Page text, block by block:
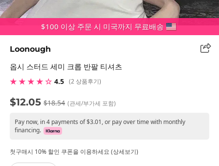
$100 이상 주문 시 미국까지 무료배송
Loonough
옵시 스터드 세미 크롭 반팔 티셔츠
★ ★ ★ ★ ☆ 4.5 (2 상품후기)
$12.05 $18.54 (관세/부가세 포함)
Pay now, in 4 payments of $3.01, or pay over time with monthly
financing.
첫구매시 10% 할인 쿠폰을 이용하세요 (상세보기)